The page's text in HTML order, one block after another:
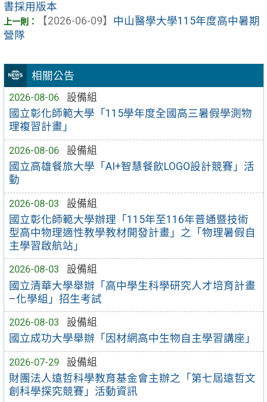
相關公告
2026-08-06
設備組
國立彰化師範大學「115學年度全國高三暑假學測物
理複習計畫」
2026-08-06
設備組
國立高雄餐旅大學「AI+智慧餐飲LOGO設計競賽」活
動
2026-08-03
設備組
國立彰化師範大學辦理「115年至116年普通暨技術
型高中物理適性教學教材開發計畫」之「物理暑假自
主學習啟航站」
2026-08-03
設備組
國立清華大學舉辦「高中學生科學研究人才培育計畫
–化學組」招生考試
2026-08-03
設備組
國立成功大學舉辦「因材網高中生物自主學習講座」
2026-07-29
設備組
財團法人遠哲科學教育基金會主辦之「第七屆遠哲文
創科學探究競賽」活動資訊
書採用版本
【2026-06-09】 中山醫學大學115年度高中暑期
營隊